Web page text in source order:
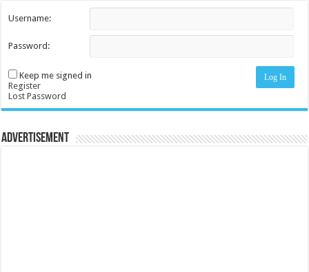
Username:
Password:
Keep me signed in Log In
Register
Lost Password
Advertisement